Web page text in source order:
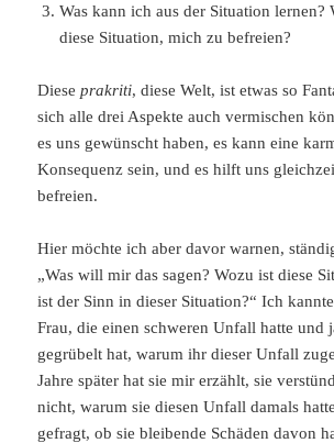
Was kann ich aus der Situation
diese Situation, mich zu befreien?
Dieseprakriti, diese Welt, ist etwas so
sich alle drei Aspekte auch vermischen
es uns gewünscht haben, es kann eine
Konsequenz sein, und es hilft uns
befreien.
Hier möchte ich aber davor warnen,
„Was will mir das sagen? Wozu ist diese
ist der Sinn in dieser Situation?“ Ich
Frau, die einen schweren Unfall hatte und
gegrübelt hat, warum ihr dieser Unfall
Jahre später hat sie mir erzählt, sie
nicht, warum sie diesen Unfall damals
gefragt, ob sie bleibende Schäden davon